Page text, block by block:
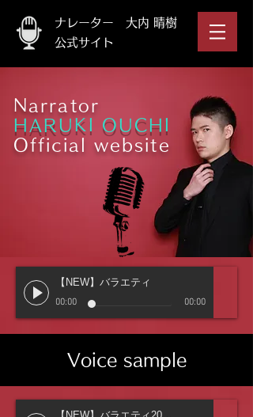
ナレーター 大内 晴樹
公式サイト
​Narrator
HARUKI OUCHI
Official website
​Voice sample
【NEW】バラエティ
00:00 00:00